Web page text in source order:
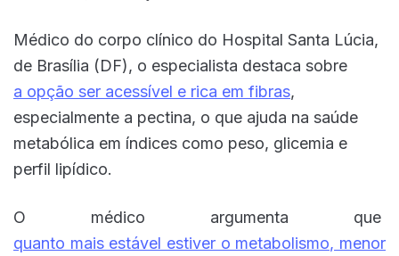
Médico do corpo clínico do Hospital Santa Lúcia,
de Brasília (DF), o especialista destaca sobre
a opção ser acessível e rica em fibras,
especialmente a pectina, o que ajuda na saúde
metabólica em índices como peso, glicemia e
perfil lipídico.
O médico argumenta que
quanto mais estável estiver o metabolismo, menor